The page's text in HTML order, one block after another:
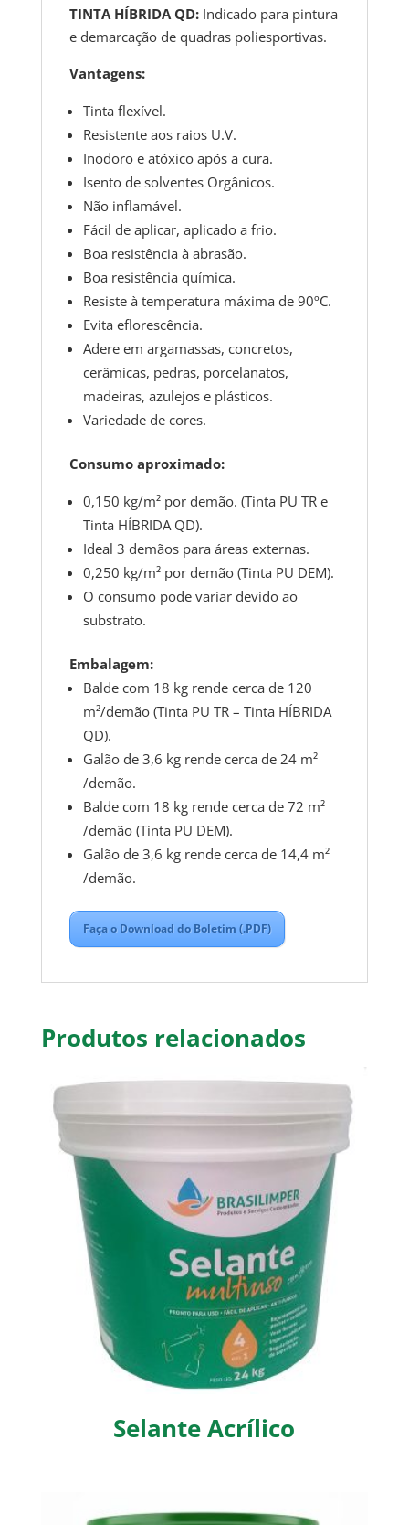
TINTA HÍBRIDA QD:Indicado para pintura
e demarcação de quadras poliesportivas.
Vantagens:
Tinta flexível.
Resistente aos raios U.V.
Inodoro e atóxico após a cura.
Isento de solventes Orgânicos.
Não inflamável.
Fácil de aplicar, aplicado a frio.
Boa resistência à abrasão.
Boa resistência química.
Resiste à temperatura máxima de 90ºC.
Evita eflorescência.
Adere em argamassas, concretos,
cerâmicas, pedras, porcelanatos,
madeiras, azulejos e plásticos.
Variedade de cores.
Consumo aproximado:
0,150 kg/m² por demão. (Tinta PU TR e
Tinta HÍBRIDA QD).
Ideal 3 demãos para áreas externas.
0,250 kg/m² por demão (Tinta PU DEM).
O consumo pode variar devido ao
substrato.
Embalagem:
Balde com 18 kg rende cerca de 120
m²/demão (Tinta PU TR – Tinta HÍBRIDA
QD).
Galão de 3,6 kg rende cerca de 24 m²
/demão.
Balde com 18 kg rende cerca de 72 m²
/demão (Tinta PU DEM).
Galão de 3,6 kg rende cerca de 14,4 m²
/demão.
Faça o Download do Boletim (.PDF)
Produtos relacionados
Selante Acrílico